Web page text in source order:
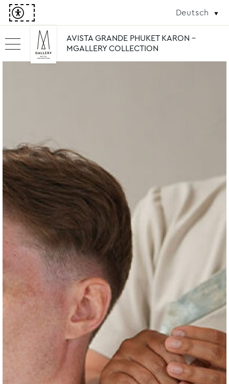
Deutsch
AVISTA GRANDE PHUKET KARON -
MGALLERY COLLECTION